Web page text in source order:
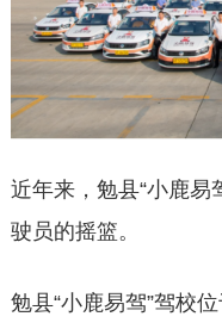
近年来，勉县“小鹿易
驶员的摇篮。
勉县“小鹿易驾”驾校